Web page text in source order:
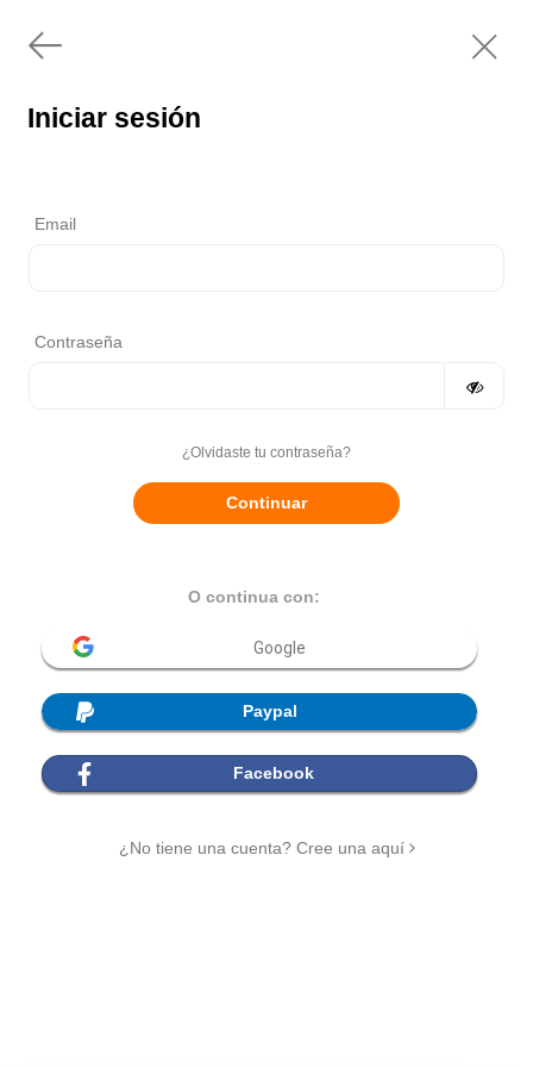
Iniciar sesión
Email
Contraseña
¿Olvidaste tu contraseña?
Continuar
O continua con:
Google
Paypal
Facebook
¿No tiene una cuenta? Cree una aquí